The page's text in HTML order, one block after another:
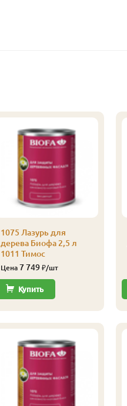
1075 Лазурь для
дерева Биофа 2,5 л
1011 Тимос
Цена 7 749₽/шт
Купить